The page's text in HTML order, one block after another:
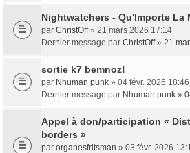
Nightwatchers - Qu'Importe La
par ChristOff» 21 mars 2026 17:14
Dernier message par ChristOff» 21
sortie k7 bemnoz!
par Nhuman punk » 04 févr. 2026 18:46
Dernier message par Nhuman punk »
Appel à don/participation «
borders »
par organesfritsman » 03 févr. 2026